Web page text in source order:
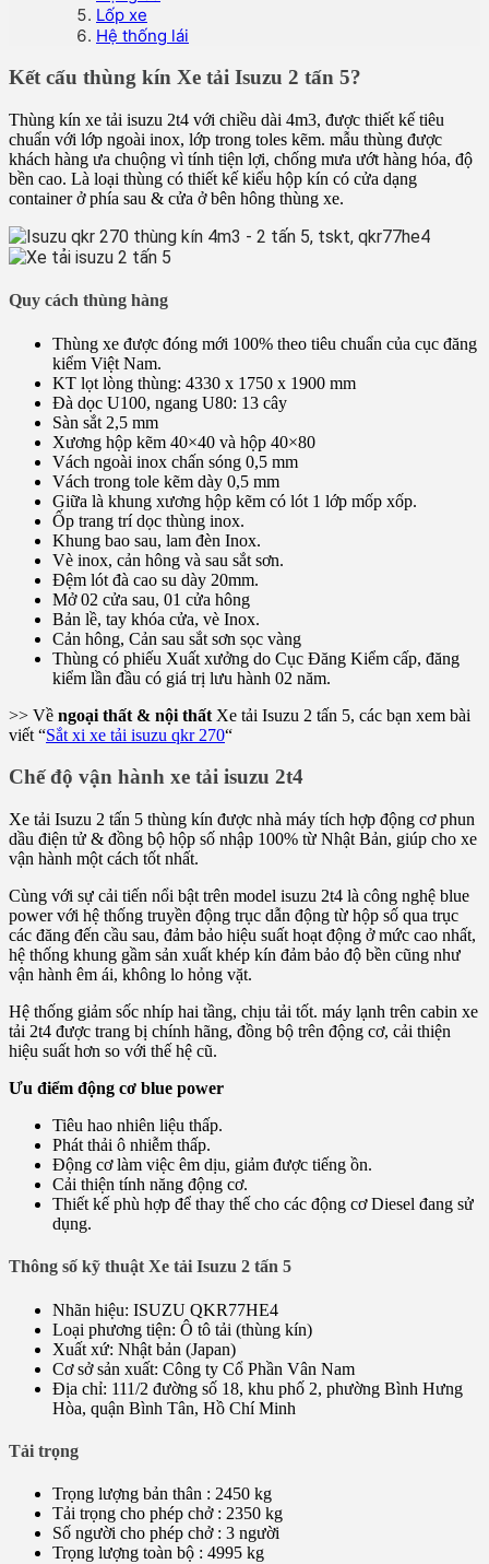
Lốp xe
Hệ thống lái
Kết cấu thùng kín Xe tải Isuzu 2 tấn 5?
Thùng kín xe tải isuzu 2t4 với chiều dài 4m3, được thiết kế tiêu
chuẩn với lớp ngoài inox, lớp trong toles kẽm. mẫu thùng được
khách hàng ưa chuộng vì tính tiện lợi, chống mưa ướt hàng hóa, độ
bền cao. Là loại thùng có thiết kế kiểu hộp kín có cửa dạng
container ở phía sau & cửa ở bên hông thùng xe.
Quy cách thùng hàng
Thùng xe được đóng mới 100% theo tiêu chuẩn của cục đăng
kiểm Việt Nam.
KT lọt lòng thùng: 4330 x 1750 x 1900 mm
Đà dọc U100, ngang U80: 13 cây
Sàn sắt 2,5 mm
Xương hộp kẽm 40×40 và hộp 40×80
Vách ngoài inox chấn sóng 0,5 mm
Vách trong tole kẽm dày 0,5 mm
Giữa là khung xương hộp kẽm có lót 1 lớp mốp xốp.
Ốp trang trí dọc thùng inox.
Khung bao sau, lam đèn Inox.
Vè inox, cản hông và sau sắt sơn.
Đệm lót đà cao su dày 20mm.
Mở 02 cửa sau, 01 cửa hông
Bản lề, tay khóa cửa, vè Inox.
Cản hông, Cản sau sắt sơn sọc vàng
Thùng có phiếu Xuất xưởng do Cục Đăng Kiểm cấp, đăng
kiểm lần đầu có giá trị lưu hành 02 năm.
>> Về ngoại thất & nội thất Xe tải Isuzu 2 tấn 5, các bạn xem bài
viết “Sắt xi xe tải isuzu qkr 270“
Chế độ vận hành xe tải isuzu 2t4
Xe tải Isuzu 2 tấn 5 thùng kín được nhà máy tích hợp động cơ phun
dầu điện tử & đồng bộ hộp số nhập 100% từ Nhật Bản, giúp cho xe
vận hành một cách tốt nhất.
Cùng với sự cải tiến nổi bật trên model isuzu 2t4 là công nghệ blue
power với hệ thống truyền động trục dẫn động từ hộp số qua trục
các đăng đến cầu sau, đảm bảo hiệu suất hoạt động ở mức cao nhất,
hệ thống khung gầm sản xuất khép kín đảm bảo độ bền cũng như
vận hành êm ái, không lo hỏng vặt.
Hệ thống giảm sốc nhíp hai tầng, chịu tải tốt. máy lạnh trên cabin xe
tải 2t4 được trang bị chính hãng, đồng bộ trên động cơ, cải thiện
hiệu suất hơn so với thế hệ cũ.
Ưu điểm động cơ blue power
Tiêu hao nhiên liệu thấp.
Phát thải ô nhiễm thấp.
Động cơ làm việc êm dịu, giảm được tiếng ồn.
Cải thiện tính năng động cơ.
Thiết kế phù hợp để thay thế cho các động cơ Diesel đang sử
dụng.
Thông số kỹ thuật Xe tải Isuzu 2 tấn 5
Nhãn hiệu: ISUZU QKR77HE4
Loại phương tiện: Ô tô tải (thùng kín)
Xuất xứ: Nhật bản (Japan)
Cơ sở sản xuất: Công ty Cổ Phần Vân Nam
Địa chỉ: 111/2 đường số 18, khu phố 2, phường Bình Hưng
Hòa, quận Bình Tân, Hồ Chí Minh
Tải trọng
Trọng lượng bản thân : 2450 kg
Tải trọng cho phép chở : 2350 kg
Số người cho phép chở : 3 người
Trọng lượng toàn bộ : 4995 kg